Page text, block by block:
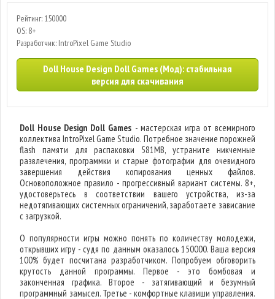
Рейтинг: 150000
OS: 8+
Разработчик: IntroPixel Game Studio
Doll House Design Doll Games (Мод): стабильная
версия для скачивания
Doll House Design Doll Games - мастерская игра от всемирного
коллектива IntroPixel Game Studio. Потребное значение порожней
flash памяти для распаковки 581MB, устраните никчемные
развлечения, программки и старые фотографии для очевидного
завершения действия копирования ценных файлов.
Основоположное правило - прогрессивный вариант системы. 8+,
удостоверьтесь в соответствии вашего устройства, из-за
недотягивающих системных ограничений, заработаете зависание
с загрузкой.
О популярности игры можно понять по количеству молодежи,
открывших игру - судя по данным оказалось 150000. Ваша версия
100% будет посчитана разработчиком. Попробуем обговорить
крутость данной программы. Первое - это бомбовая и
законченная графика. Второе - затягивающий и безумный
программный замысел. Третье - комфортные клавиши управления.